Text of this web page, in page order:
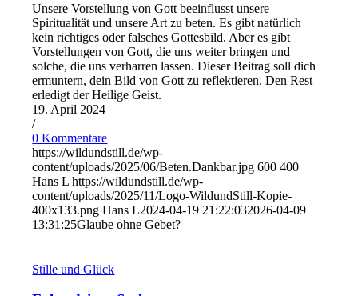
Unsere Vorstellung von Gott beeinflusst unsere
Spiritualität und unsere Art zu beten. Es gibt natürlich
kein richtiges oder falsches Gottesbild. Aber es gibt
Vorstellungen von Gott, die uns weiter bringen und
solche, die uns verharren lassen. Dieser Beitrag soll dich
ermuntern, dein Bild von Gott zu reflektieren. Den Rest
erledigt der Heilige Geist.
19. April 2024
/
0 Kommentare
https://wildundstill.de/wp-
content/uploads/2025/06/Beten.Dankbar.jpg 600 400
Hans L https://wildundstill.de/wp-
content/uploads/2025/11/Logo-WildundStill-Kopie-
400x133.png Hans L2024-04-19 21:22:032026-04-09
13:31:25Glaube ohne Gebet?
Stille und Glück